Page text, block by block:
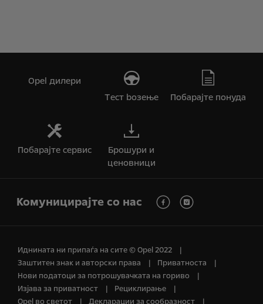
Opel дилери
Tест bозење
Побарајте понуда
Побарајте сервис
Брошури и
ценовници
Комуницирајте со нас
Иднината ни припаѓа на сите © Opel 2022
Заштитен знак и авторски права
Приватноста
Нови податоци за потрошувачката на гориво
Изјава за приватност
Рециклирање